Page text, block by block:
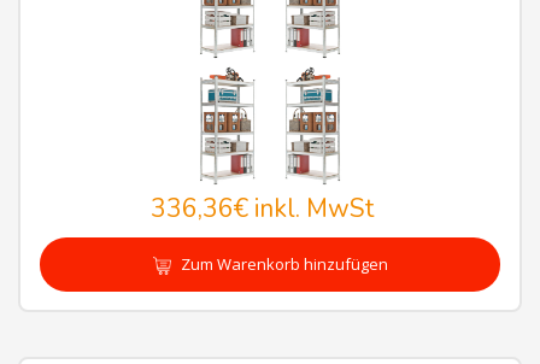
336,36€inkl. MwSt
Zum Warenkorb hinzufügen